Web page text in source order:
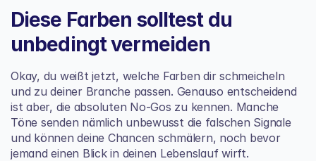
Diese Farben solltest du
unbedingt vermeiden
Okay, du weißt jetzt, welche Farben dir schmeicheln
und zu deiner Branche passen. Genauso entscheidend
ist aber, die absoluten No-Gos zu kennen. Manche
Töne senden nämlich unbewusst die falschen Signale
und können deine Chancen schmälern, noch bevor
jemand einen Blick in deinen Lebenslauf wirft.